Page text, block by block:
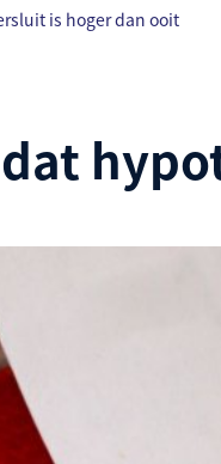
is hoger dan ooit